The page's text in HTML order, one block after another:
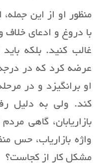
منظور او از این
با دروغ و ادعای
غالب کنید. بلکه
عرضه کرد که در
او برانگیزد و در
کند. ولی به دلیل
بازاریابان، گاهی
واژه بازاریاب، حس
مشکل کار از کجاست؟